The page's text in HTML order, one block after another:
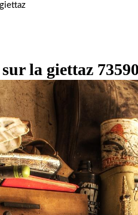
la giettaz